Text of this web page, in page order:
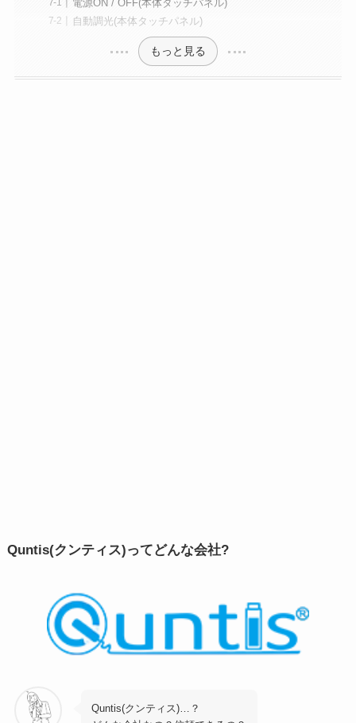
電源ON / OFF(本体タッチパネル)
自動調光(本体タッチパネル)
もっと見る
Quntis(クンティス)ってどんな会社?
Quntis(クンティス)…？